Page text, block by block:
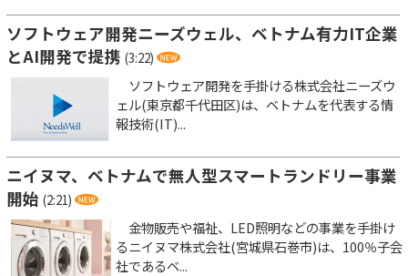
ソフトウェア開発ニーズウェル、ベトナム有力IT企業
とAI開発で提携 (3:22)
ソフトウェア開発を手掛ける株式会社ニーズウ
ェル(東京都千代田区)は、ベトナムを代表する情
報技術(IT)...
ニイヌマ、ベトナムで無人型スマートランドリー事業
開始 (2:21)
金物販売や福祉、LED照明などの事業を手掛け
るニイヌマ株式会社(宮城県石巻市)は、100％子会
社であるベ...